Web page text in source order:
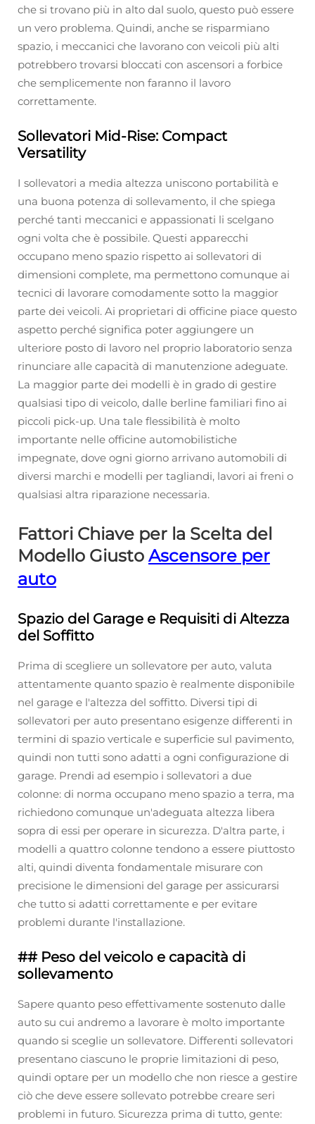
che si trovano più in alto dal suolo, questo può essere
un vero problema. Quindi, anche se risparmiano
spazio, i meccanici che lavorano con veicoli più alti
potrebbero trovarsi bloccati con ascensori a forbice
che semplicemente non faranno il lavoro
correttamente.
Sollevatori Mid-Rise: Compact
Versatility
I sollevatori a media altezza uniscono portabilità e
una buona potenza di sollevamento, il che spiega
perché tanti meccanici e appassionati li scelgano
ogni volta che è possibile. Questi apparecchi
occupano meno spazio rispetto ai sollevatori di
dimensioni complete, ma permettono comunque ai
tecnici di lavorare comodamente sotto la maggior
parte dei veicoli. Ai proprietari di officine piace questo
aspetto perché significa poter aggiungere un
ulteriore posto di lavoro nel proprio laboratorio senza
rinunciare alle capacità di manutenzione adeguate.
La maggior parte dei modelli è in grado di gestire
qualsiasi tipo di veicolo, dalle berline familiari fino ai
piccoli pick-up. Una tale flessibilità è molto
importante nelle officine automobilistiche
impegnate, dove ogni giorno arrivano automobili di
diversi marchi e modelli per tagliandi, lavori ai freni o
qualsiasi altra riparazione necessaria.
Fattori Chiave per la Scelta del
Modello Giusto Ascensore per
auto
Spazio del Garage e Requisiti di Altezza
del Soffitto
Prima di scegliere un sollevatore per auto, valuta
attentamente quanto spazio è realmente disponibile
nel garage e l'altezza del soffitto. Diversi tipi di
sollevatori per auto presentano esigenze differenti in
termini di spazio verticale e superficie sul pavimento,
quindi non tutti sono adatti a ogni configurazione di
garage. Prendi ad esempio i sollevatori a due
colonne: di norma occupano meno spazio a terra, ma
richiedono comunque un'adeguata altezza libera
sopra di essi per operare in sicurezza. D'altra parte, i
modelli a quattro colonne tendono a essere piuttosto
alti, quindi diventa fondamentale misurare con
precisione le dimensioni del garage per assicurarsi
che tutto si adatti correttamente e per evitare
problemi durante l'installazione.
## Peso del veicolo e capacità di
sollevamento
Sapere quanto peso effettivamente sostenuto dalle
auto su cui andremo a lavorare è molto importante
quando si sceglie un sollevatore. Differenti sollevatori
presentano ciascuno le proprie limitazioni di peso,
quindi optare per un modello che non riesce a gestire
ciò che deve essere sollevato potrebbe creare seri
problemi in futuro. Sicurezza prima di tutto, gente: